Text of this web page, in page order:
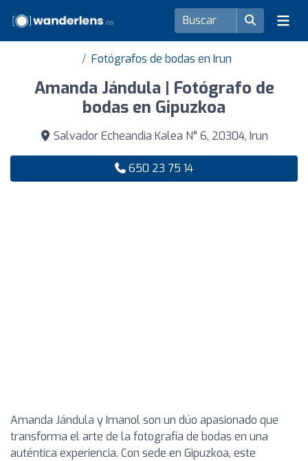
Fotógrafos de bodas en Irun
Amanda Jándula | Fotógrafo de
bodas en Gipuzkoa
Salvador Echeandia Kalea N° 6, 20304, Irun
650 23 75 14
Amanda Jándula y Imanol son un dúo apasionado que
transforma el arte de la fotografía de bodas en una
auténtica experiencia. Con sede en Gipuzkoa, este